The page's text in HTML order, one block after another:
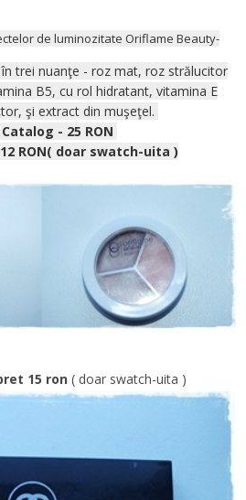
de luminozitate Oriflame Beauty-
trei nuanţe - roz mat, roz strălucitor
B5, cu rol hidratant, vitamina E
şi extract din muşeţel.
Catalog - 25 RON
12 RON( doar swatch-uita )
15 ron ( doar swatch-uita )